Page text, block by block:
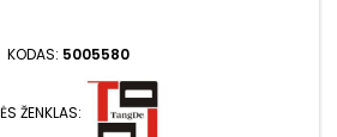
KODAS: 5005580
ŽENKLAS: